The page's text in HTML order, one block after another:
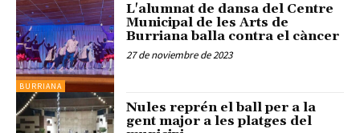
BURRIANA
L'alumnat de dansa del Centre
Municipal de les Arts de
Burriana balla contra el càncer
27 de noviembre de 2023
Nules reprén el ball per a la
gent major a les platges del